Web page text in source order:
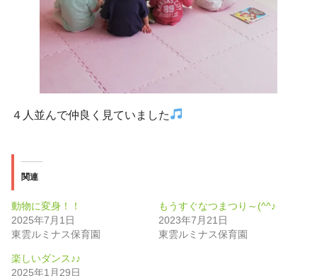
４人並んで仲良く見ていました
関連
動物に変身！！
2025年7月1日
東雲ルミナス保育園
もうすぐなつまつり～(^^♪
2023年7月21日
東雲ルミナス保育園
楽しいダンス♪♪
2025年1月29日